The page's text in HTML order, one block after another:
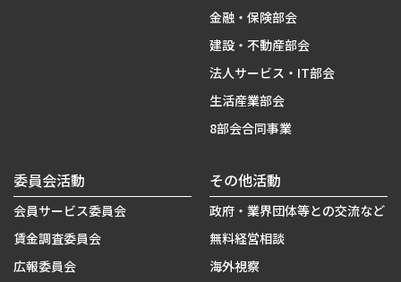
金融・保険部会
建設・不動産部会
法人サービス・IT部会
生活産業部会
8部会合同事業
委員会活動
会員サービス委員会
賃金調査委員会
広報委員会
その他活動
政府・業界団体等との交流など
無料経営相談
海外視察